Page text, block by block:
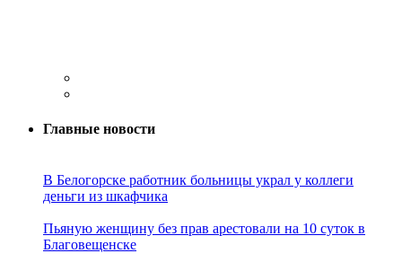
Главные новости
В Белогорске работник больницы украл у коллеги
деньги из шкафчика
Пьяную женщину без прав арестовали на 10 суток в
Благовещенске